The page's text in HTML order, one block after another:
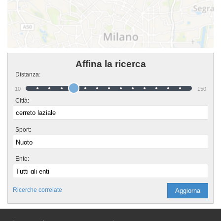
Affina la ricerca
Distanza:
10 150
Città:
Sport:
Ente:
Ricerche correlate